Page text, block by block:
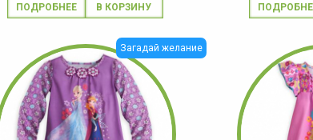
ПОДРОБНЕЕ
Загадай желание